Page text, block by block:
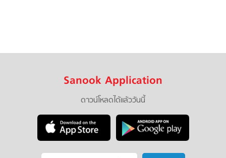
Sanook Application
ดาวน์โหลดได้แล้ววันนี้